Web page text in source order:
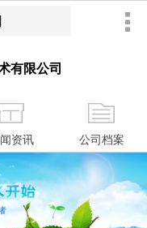
有限公司
资讯 公司档案